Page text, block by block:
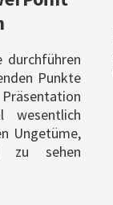
durchführen
Punkte
wesentlich
Ungetüme,
zu sehen